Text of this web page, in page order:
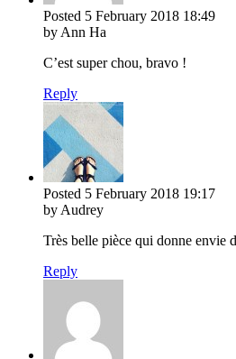
Posted 5 February 2018 18:49
by Ann Ha
C’est super chou, bravo !
Reply
Posted 5 February 2018 19:17
by Audrey
Très belle pièce qui donne envie
Reply